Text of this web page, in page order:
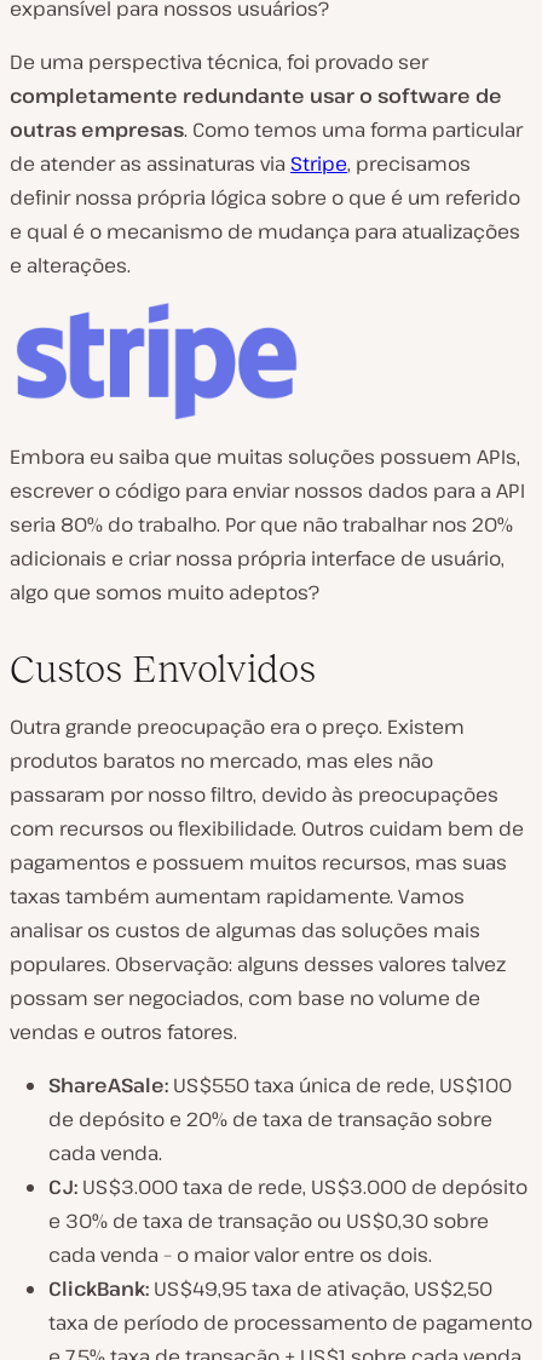
expansível para nossos usuários?
De uma perspectiva técnica, foi provado ser
completamente redundante usar o software de
outras empresas. Como temos uma forma particular
de atender as assinaturas via Stripe, precisamos
definir nossa própria lógica sobre o que é um referido
e qual é o mecanismo de mudança para atualizações
e alterações.
Embora eu saiba que muitas soluções possuem APIs,
escrever o código para enviar nossos dados para a API
seria 80% do trabalho. Por que não trabalhar nos 20%
adicionais e criar nossa própria interface de usuário,
algo que somos muito adeptos?
Custos Envolvidos
Outra grande preocupação era o preço. Existem
produtos baratos no mercado, mas eles não
passaram por nosso filtro, devido às preocupações
com recursos ou flexibilidade. Outros cuidam bem de
pagamentos e possuem muitos recursos, mas suas
taxas também aumentam rapidamente. Vamos
analisar os custos de algumas das soluções mais
populares. Observação: alguns desses valores talvez
possam ser negociados, com base no volume de
vendas e outros fatores.
ShareASale: US$550 taxa única de rede, US$100
de depósito e 20% de taxa de transação sobre
cada venda.
CJ: US$3.000 taxa de rede, US$3.000 de depósito
e 30% de taxa de transação ou US$0,30 sobre
cada venda – o maior valor entre os dois.
ClickBank: US$49,95 taxa de ativação, US$2,50
taxa de período de processamento de pagamento